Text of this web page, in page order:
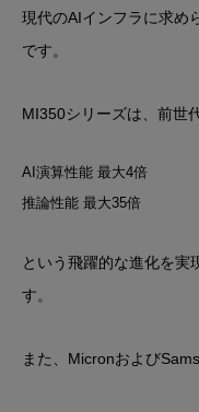
現代のAIインフラに求め
です。
MI350シリーズは、前世
AI演算性能 最大4倍
推論性能 最大35倍
という飛躍的な進化を実
す。
また、 Micronおよび